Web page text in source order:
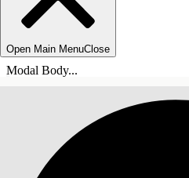
Open Main MenuClose
Modal Body...